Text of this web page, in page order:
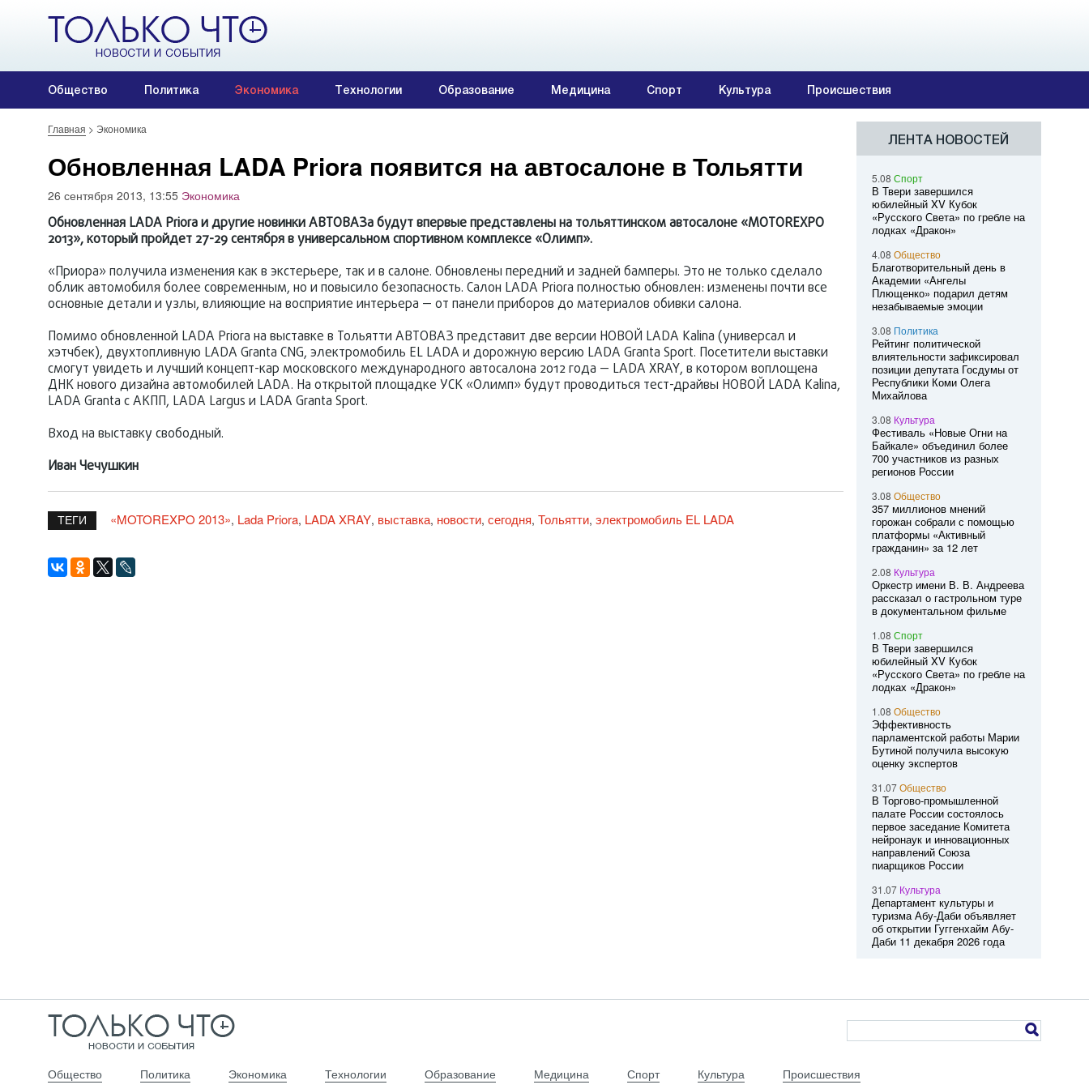
Общество Политика Экономика Технологии Образование Медицина Спорт Культура Происшествия
Главная > Экономика
Обновленная LADA Priora появится на автосалоне в Тольятти
26 сентября 2013, 13:55 Экономика
Обновленная LADA Priora и другие новинки АВТОВАЗа будут впервые представлены на тольяттинском автосалоне «MOTOREXPO
2013», который пройдет 27-29 сентября в универсальном спортивном комплексе «Олимп».
«Приора» получила изменения как в экстерьере, так и в салоне. Обновлены передний и задней бамперы. Это не только сделало
облик автомобиля более современным, но и повысило безопасность. Салон LADA Priora полностью обновлен: изменены почти все
основные детали и узлы, влияющие на восприятие интерьера — от панели приборов до материалов обивки салона.
Помимо обновленной LADA Priora на выставке в Тольятти АВТОВАЗ представит две версии НОВОЙ LADA Kalina (универсал и
хэтчбек), двухтопливную LADA Granta CNG, электромобиль EL LADA и дорожную версию LADA Granta Sport. Посетители выставки
смогут увидеть и лучший концепт-кар московского международного автосалона 2012 года — LADA XRAY, в котором воплощена
ДНК нового дизайна автомобилей LADA. На открытой площадке УСК «Олимп» будут проводиться тест-драйвы НОВОЙ LADA Kalina,
LADA Granta с АКПП, LADA Largus и LADA Granta Sport.
Вход на выставку свободный.
Иван Чечушкин
ТЕГИ «MOTOREXPO 2013», Lada Priora, LADA XRAY, выставка, новости, сегодня, Тольятти, электромобиль EL LADA
ЛЕНТА НОВОСТЕЙ
5.08 Спорт
В Твери завершился
юбилейный XV Кубок
«Русского Света» по гребле на
лодках «Дракон»
4.08 Общество
Благотворительный день в
Академии «Ангелы
Плющенко» подарил детям
незабываемые эмоции
3.08 Политика
Рейтинг политической
влиятельности зафиксировал
позиции депутата Госдумы от
Республики Коми Олега
Михайлова
3.08 Культура
Фестиваль «Новые Огни на
Байкале» объединил более
700 участников из разных
регионов России
3.08 Общество
357 миллионов мнений
горожан собрали с помощью
платформы «Активный
гражданин» за 12 лет
2.08 Культура
Оркестр имени В. В. Андреева
рассказал о гастрольном туре
в документальном фильме
1.08 Спорт
В Твери завершился
юбилейный XV Кубок
«Русского Света» по гребле на
лодках «Дракон»
1.08 Общество
Эффективность
парламентской работы Марии
Бутиной получила высокую
оценку экспертов
31.07Общество
В Торгово-промышленной
палате России состоялось
первое заседание Комитета
нейронаук и инновационных
направлений Союза
пиарщиков России
31.07 Культура
Департамент культуры и
туризма Абу-Даби объявляет
об открытии Гуггенхайм Абу-
Даби 11 декабря 2026 года
Общество Политика Экономика Технологии Образование Медицина Спорт Культура Происшествия